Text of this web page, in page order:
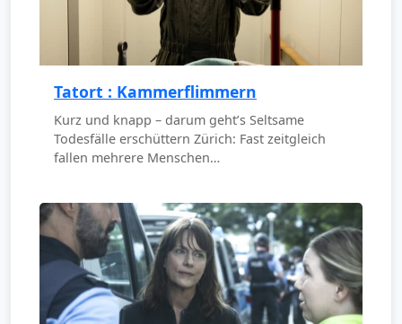
Tatort : Kammerflimmern
Kurz und knapp – darum geht’s Seltsame
Todesfälle erschüttern Zürich: Fast zeitgleich
fallen mehrere Menschen…